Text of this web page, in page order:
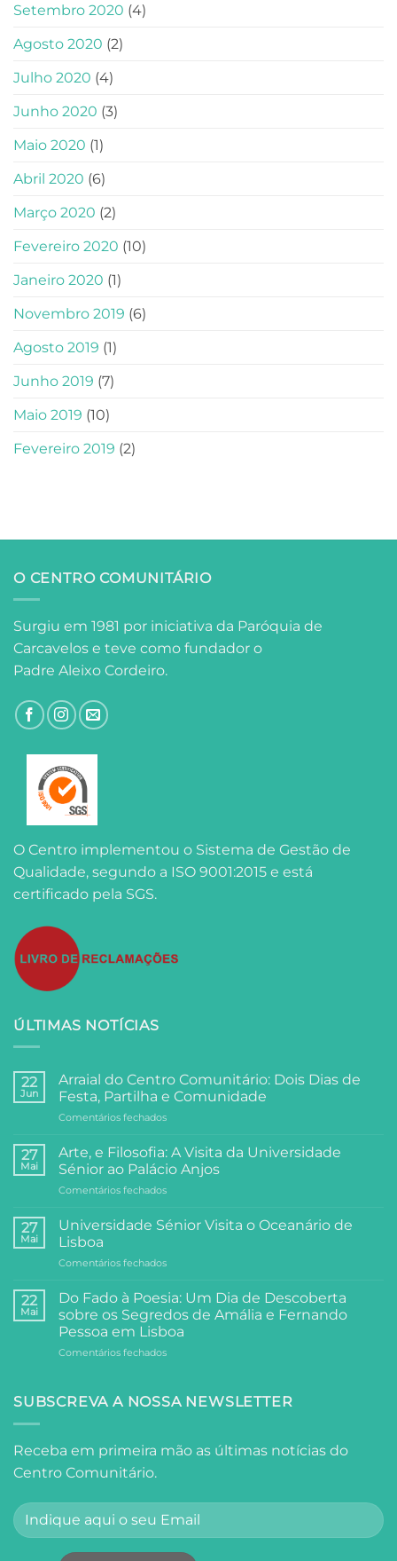
Setembro 2020 (4)
Agosto 2020 (2)
Julho 2020 (4)
Junho 2020 (3)
Maio 2020 (1)
Abril 2020 (6)
Março 2020 (2)
Fevereiro 2020 (10)
Janeiro 2020 (1)
Novembro 2019 (6)
Agosto 2019 (1)
Junho 2019 (7)
Maio 2019 (10)
Fevereiro 2019 (2)
O CENTRO COMUNITÁRIO
Surgiu em 1981 por iniciativa da Paróquia de
Carcavelos e teve como fundador o
Padre Aleixo Cordeiro.
O Centro implementou o Sistema de Gestão de
Qualidade, segundo a ISO 9001:2015 e está
certificado pela SGS.
ÚLTIMAS NOTÍCIAS
22
Jun
Arraial do Centro Comunitário: Dois Dias de
Festa, Partilha e Comunidade
Comentários fechadosem
do
Centro
Comunitário:
Dois
de
e
27
Mai
Arte, e Filosofia: A Visita da Universidade
Sénior ao Palácio Anjos
Comentários fechadosem
e
Visita
Universidade
Sénior
Palácio
Anjos
27
Mai
Universidade Sénior Visita o Oceanário de
Lisboa
Comentários fechadosem
Sénior
Visita
o
Oceanário
de
22
Mai
Do Fado à Poesia: Um Dia de Descoberta
sobre os Segredos de Amália e Fernando
Pessoa em Lisboa
Comentários fechadosem
à
Dia
de
os
Segredos
SUBSCREVA A NOSSA NEWSLETTER
Receba em primeira mão as últimas notícias do
Centro Comunitário.